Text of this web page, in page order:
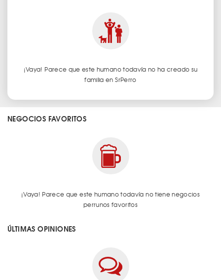
¡Vaya! Parece que este humano todavía no ha creado su
familia en SrPerro
NEGOCIOS FAVORITOS
¡Vaya! Parece que este humano todavía no tiene negocios
perrunos favoritos
ÚLTIMAS OPINIONES